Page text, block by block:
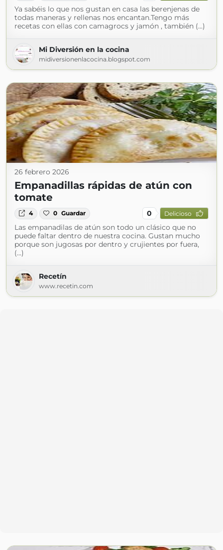
Ya sabéis lo que nos gustan en casa las berenjenas de
todas maneras y rellenas nos encantan.Tengo más
recetas con ellas con camagrocs y jamón , también (...)
Mi Diversión en la cocina
midiversionenlacocina.blogspot.com
26 febrero 2026
Empanadillas rápidas de atún con
tomate
4 0 Guardar 0 Delicioso
Las empanadilas de atún son todo un clásico que no
puede faltar dentro de nuestra cocina. Gustan mucho
porque son jugosas por dentro y crujientes por fuera,
(...)
Recetín
www.recetin.com